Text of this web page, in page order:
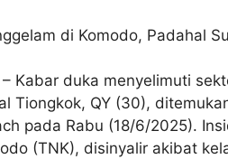
– Kabar duka menyelimuti
Tiongkok, QY (30),
pada Rabu (18/6/2025).
(TNK), disinyalir akibat